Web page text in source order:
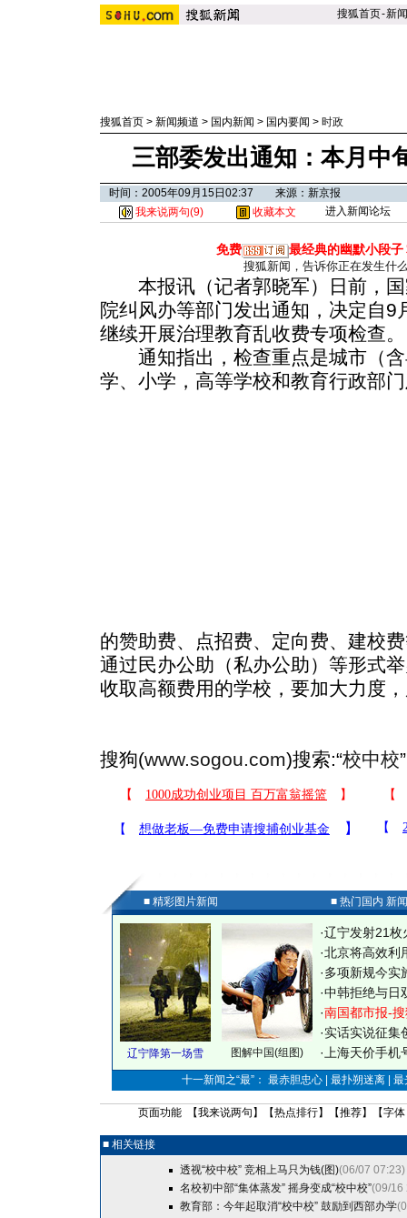
搜狐首页-新闻
搜狐首页 > 新闻频道 > 国内新闻 > 国内要闻 > 时政
三部委发出通知：本月中
时间：2005年09月15日02:37 来源：新京报
我来说两句(9) 收藏本文 进入新闻论坛
免费 最经典的幽默小段子
搜狐新闻，告诉你正在发生什
本报讯（记者郭晓军）日前，国
院纠风办等部门发出通知，决定自9
继续开展治理教育乱收费专项检查。
通知指出，检查重点是城市（含
学、小学，高等学校和教育行政部
的赞助费、点招费、定向费、建校
通过民办公助（私办公助）等形式举
收取高额费用的学校，要加大力度
搜狗(www.sogou.com)搜索:“校中校
■ 精彩图片新闻 ■ 热门国内 新
辽宁降第一场雪 图解中国(组图)
·辽宁发射21枚
·北京将高效利
·多项新规今实
·中韩拒绝与日
·南国都市报-
·实话实说征集
· 上海天价手
十一新闻之“最”： 最赤胆忠心 | 最扑朔迷离 |
页面功能 【我来说两句 】【热点排行】【推荐】【字体
■ 相关链接
透视“校中校” 竞相上马只为钱(图)(06/07 07:23)
名校初中部“集体蒸发” 摇身变成“校中校”(09/16
教育部：今年起取消“校中校” 鼓励到西部办学